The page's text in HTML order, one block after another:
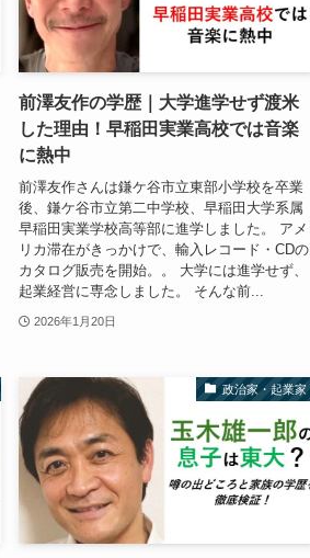
前澤友作の学歴｜大学進学せず渡米
した理由！早稲田実業高校では音楽
に熱中
前澤友作さんは鎌ケ谷市立東部小学校を卒業
後、鎌ケ谷市立第二中学校、早稲田大学系属
早稲田実業学校高等部に進学しました。 アメ
リカ滞在がきっかけで、輸入レコード・CDの
カタログ販売を開始。。 大学には進学せず、
起業経営に専念しました。 そんな前...
2026年1月20日
政治家・起業家